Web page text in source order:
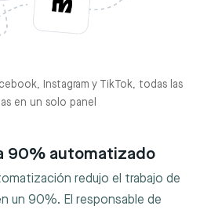
Instagram y TikTok, todas las
en un solo panel
90% automatizado
redujo el trabajo de
un 90%. El responsable de